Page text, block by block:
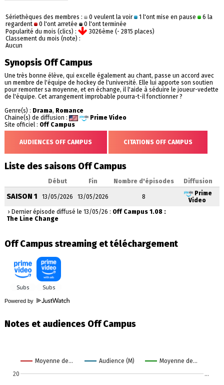
Sériethèques des membres : 0 veulent la voir 1 l'ont mise en pause
6 la
regardent
0 l'ont arretée
0 l'ont terminée
Popularité du mois (clics) :
3026ème (- 2815 places)
Classement du mois (note) :
Aucun
Synopsis Off Campus
Une très bonne élève, qui excelle également au chant, passe un accord avec
un membre de l'équipe de hockey de l'université. Elle lui apporte son soutien
pour remonter sa moyenne, et en échange, il l'aide à séduire le joueur-vedette
de l'équipe. Cet arrangement improbable pourra-t-il fonctionner ?
Genre(s) : Drama, Romance
Chaine(s) de diffusion :
Prime Video
Site officiel : Off Campus
AUDIENCES OFF CAMPUS CITATIONS OFF CAMPUS
Liste des saisons Off Campus
Début Fin Nombre d'épisodes Diffusion
SAISON 1 13/05/2026 13/05/2026 8
Prime
Video
› Dernier épisode diffusé le 13/05/26 : Off Campus 1.08 :
The Line Change
Off Campus streaming et téléchargement
Powered by
Notes et audiences Off Campus
Moyenne de… Audience (M) Moyenne de…
20 …